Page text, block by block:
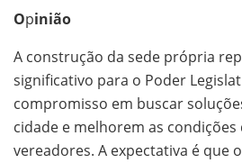
Opinião
A construção da sede própria
significativo para o Poder
compromisso em buscar
cidade e melhorem as
vereadores. A expectativa é que